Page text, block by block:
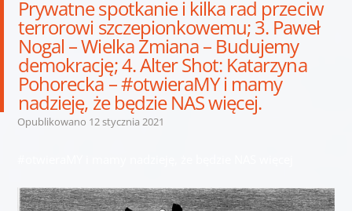
Prywatne spotkanie i kilka rad przeciw
terrorowi szczepionkowemu; 3. Paweł
Nogal – Wielka Zmiana – Budujemy
demokrację; 4. Alter Shot: Katarzyna
Pohorecka – #otwieraMY i mamy
nadzieję, że będzie NAS więcej.
Opublikowano 12 stycznia 2021